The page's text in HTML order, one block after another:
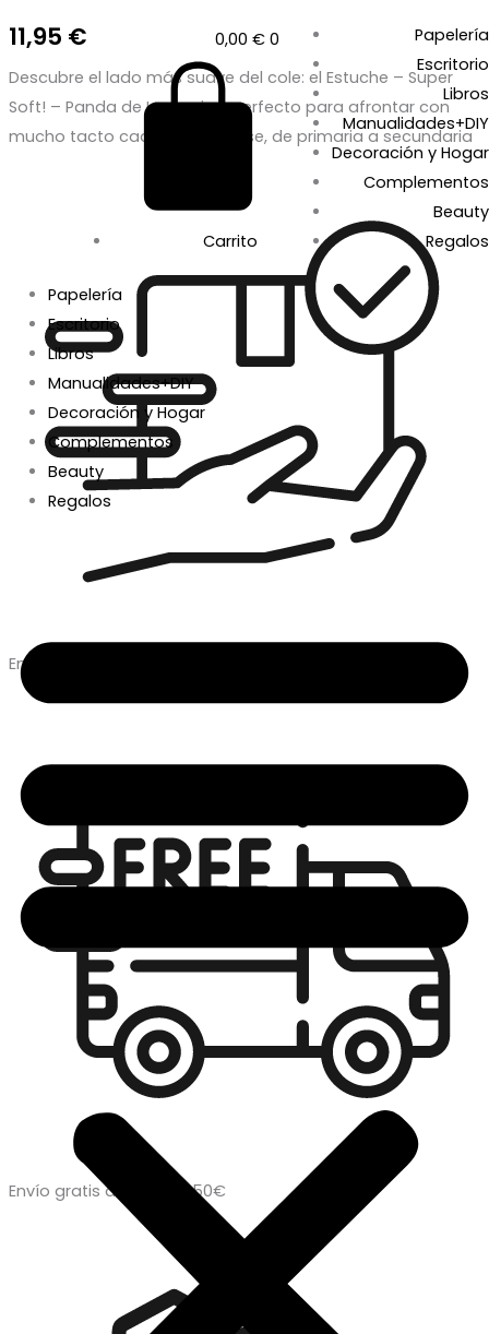
0,00€ 0
Carrito
Papelería
Escritorio
Libros
Manualidades+DIY
Decoración y Hogar
Complementos
Beauty
Regalos
Papelería
Escritorio
Libros
Manualidades+DIY
Decoración y Hogar
Complementos
Beauty
Regalos
11,95 €
Descubre el lado más suave del cole: el Estuche – Super
Soft! – Panda de Legami es perfecto para afrontar con
mucho tacto cada día de clase, de primaria a secundaria
Envío en 24/48h
Envío gratis a partir de 50€